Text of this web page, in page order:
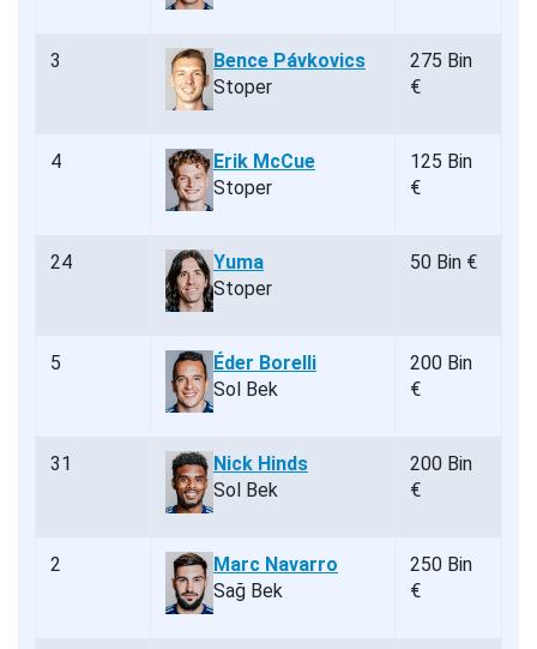
3
Bence Pávkovics
Stoper
275 Bin
€
4
Erik McCue
Stoper
125 Bin
€
24
Yuma
Stoper
50 Bin €
5
Éder Borelli
Sol Bek
200 Bin
€
31
Nick Hinds
Sol Bek
200 Bin
€
2
Marc Navarro
Sağ Bek
250 Bin
€